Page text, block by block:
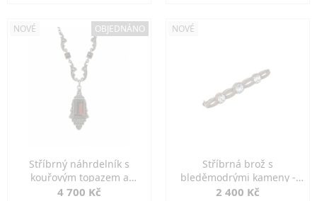
NOVÉ OBJEDNÁNO
Stříbrný náhrdelník s
kouřovým topazem a
markazity
4 700 Kč
NOVÉ
Stříbrná brož s
bleděmodrými kameny -
jemná elegance
2 400 Kč